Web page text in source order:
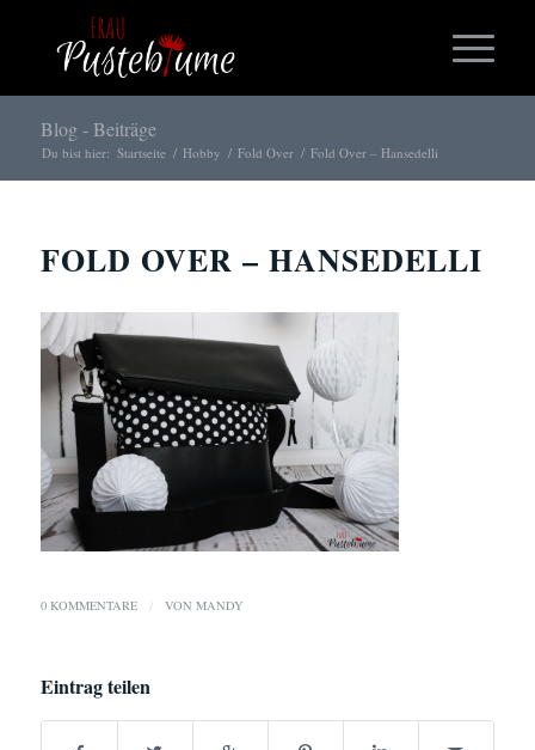
Blog - Beiträge
Du bist hier: Startseite / Hobby / Fold Over / Fold Over – Hansedelli
FOLD OVER – HANSEDELLI
0 KOMMENTARE / VON MANDY
Eintrag teilen